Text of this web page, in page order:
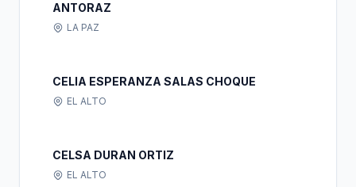
ANTORAZ
LA PAZ
CELIA ESPERANZA SALAS CHOQUE
EL ALTO
CELSA DURAN ORTIZ
EL ALTO